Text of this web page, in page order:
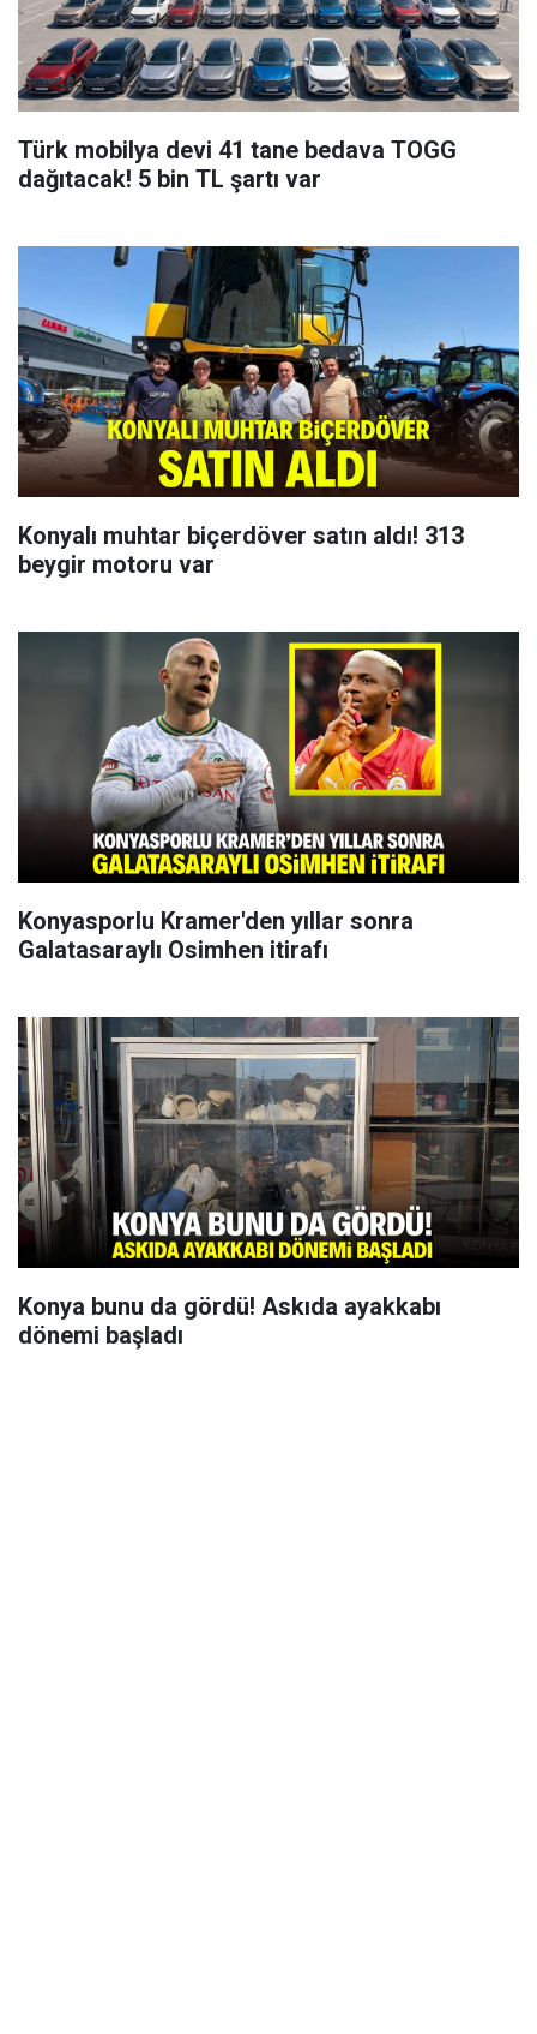
Türk mobilya devi 41 tane bedava TOGG
dağıtacak! 5 bin TL şartı var
Konyalı muhtar biçerdöver satın aldı! 313
beygir motoru var
Konyasporlu Kramer'den yıllar sonra
Galatasaraylı Osimhen itirafı
Konya bunu da gördü! Askıda ayakkabı
dönemi başladı